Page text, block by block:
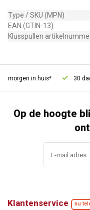
Type / SKU (MPN)
EAN (GTIN-13)
Klusspullen
morgen in huis* 30
Op de hoogte
Klantenservice nu